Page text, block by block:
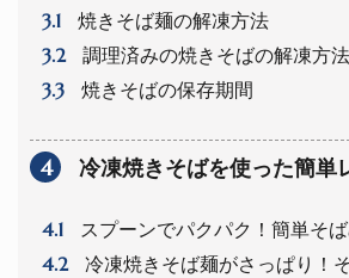
3.1 焼きそば麺の解凍方法
3.2 調理済みの焼きそばの解凍方法
3.3 焼きそばの保存期間
4 冷凍焼きそばを使った簡単
4.1 スプーンでパクパク！簡単そ
4.2 冷凍焼きそば麺がさっぱり！